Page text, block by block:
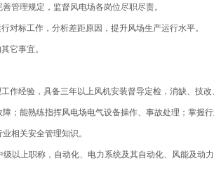
管理规定，监督风电场各岗位尽职尽责。
对标工作，分析差距原因，提升风场生产运行水平。
它事宜。
作经验，具备三年以上风机安装督导定检，消缺、技
；能熟练指挥风电场电气设备操作、事故处理；掌握
相关安全管理知识。
以上职称，自动化、电力系统及其自动化、风能及动